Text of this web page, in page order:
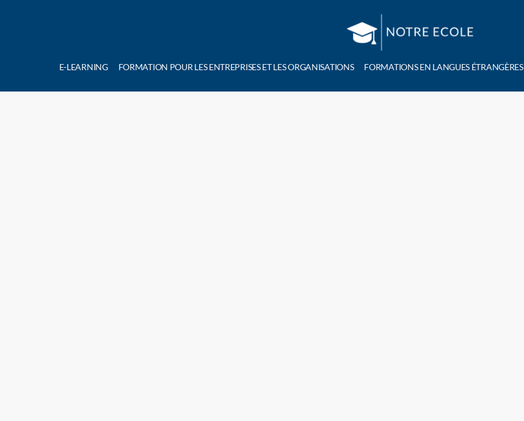
E-LEARNING FORMATION POUR LES ENTREPRISES ET LES ORGANISATIONS FORMATIONS EN LANGUES ÉTRANGÈRES